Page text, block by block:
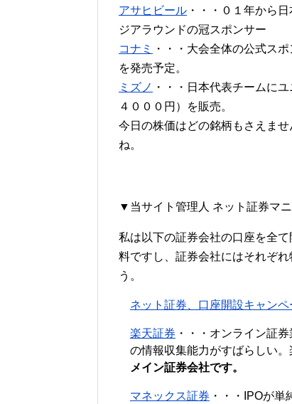
アサヒビール ・・・０１年から
ジアラウンドの冠スポンサー
コナミ
・・・大会全体の公式ス
を発売予定。
ミズノ ・・・日本代表チームに
４０００円）を販売。
今日の株価はどの銘柄もさえま
ね。
▼当サイト管理人 ネット証券マ
私は以下の証券会社の口座を全
料ですし、証券会社にはそれぞ
う。
ネット証券、口座開設キャン
楽天証券 ・・・オンライン証
の情報収集能力がすばらしい
メイン証券会社です。
マネックス証券 ・・・IPOが単